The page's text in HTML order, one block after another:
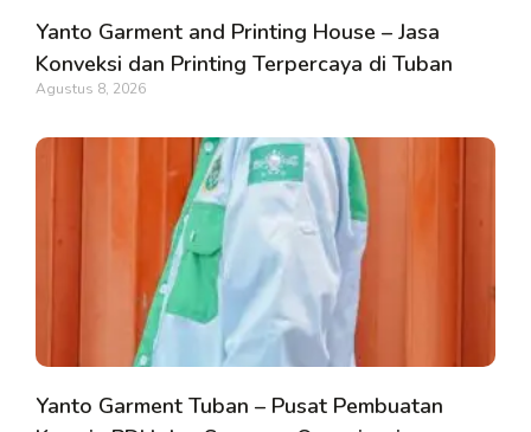
Yanto Garment and Printing House – Jasa
Konveksi dan Printing Terpercaya di Tuban
Agustus 8, 2026
Yanto Garment Tuban – Pusat Pembuatan